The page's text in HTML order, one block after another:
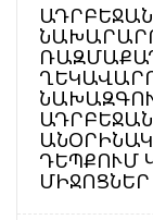
ԴԵՊՔՈՒՄ
ՄԻՋՈՑՆԵՐ